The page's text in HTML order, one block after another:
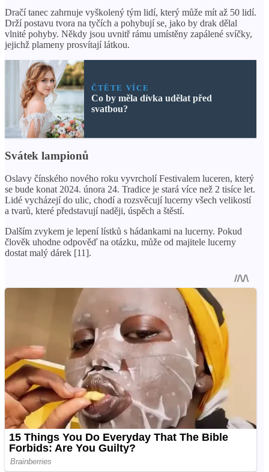
Dračí tanec zahrnuje vyškolený tým lidí, který může mít až 50 lidí.
Drží postavu tvora na tyčích a pohybují se, jako by drak dělal
vlnité pohyby. Někdy jsou uvnitř rámu umístěny zapálené svíčky,
jejichž plameny prosvítají látkou.
ČTĚTE VÍCE
Co by měla dívka udělat před
svatbou?
Svátek lampionů
Oslavy čínského nového roku vyvrcholí Festivalem luceren, který
se bude konat 2024. února 24. Tradice je stará více než 2 tisíce let.
Lidé vycházejí do ulic, chodí a rozsvěcují lucerny všech velikostí
a tvarů, které představují naději, úspěch a štěstí.
Dalším zvykem je lepení lístků s hádankami na lucerny. Pokud
člověk uhodne odpověď na otázku, může od majitele lucerny
dostat malý dárek [11].